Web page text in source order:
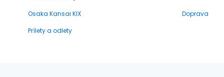
Osaka Kansai KIX
Doprava
Prílety a odlety